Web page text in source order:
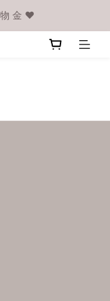
金 ❤️